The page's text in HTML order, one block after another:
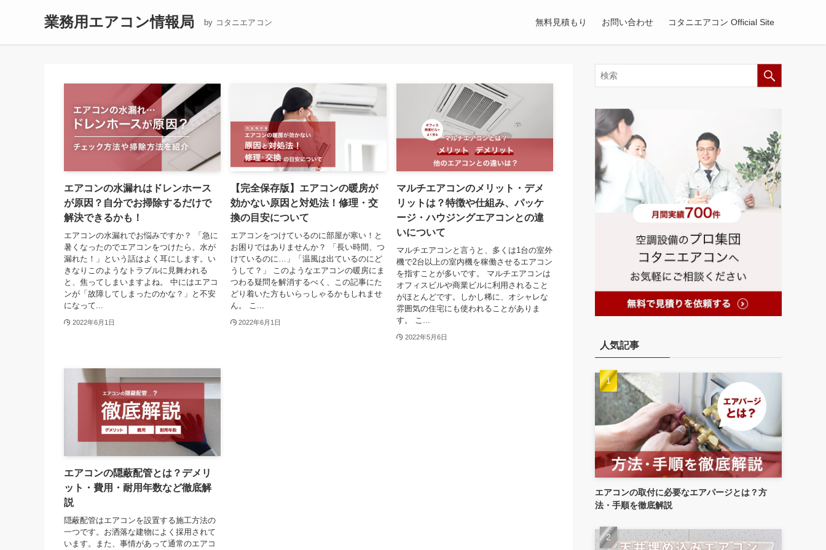
業務用エアコン情報局 by コタニエアコン 無料見積もり お問い合わせ コタニエアコン Official Site
エアコンの水漏れはドレンホース
が原因？自分でお掃除するだけで
解決できるかも！
エアコンの水漏れでお悩みですか？ 「急に
暑くなったのでエアコンをつけたら、水が
漏れた！」という話はよく耳にします。い
きなりこのようなトラブルに見舞われる
と、焦ってしまいますよね。 中にはエアコ
ンが「故障してしまったのかな？」と不安
になって...
2022年6月1日
【完全保存版】エアコンの暖房が
効かない原因と対処法！修理・交
換の目安について
エアコンをつけているのに部屋が寒い！と
お困りではありませんか？ 「長い時間、つ
けているのに…」「温風は出ているのにど
うして？」 このようなエアコンの暖房にま
つわる疑問を解消するべく、この記事にた
どり着いた方もいらっしゃるかもしれませ
ん。 こ...
2022年6月1日
マルチエアコンのメリット・デメ
リットは？特徴や仕組み、パッケ
ージ・ハウジングエアコンとの違
いについて
マルチエアコンと言うと、多くは1台の室外
機で2台以上の室内機を稼働させるエアコン
を指すことが多いです。 マルチエアコンは
オフィスビルや商業ビルに利用されること
がほとんどです。しかし稀に、オシャレな
雰囲気の住宅にも使われることがありま
す。 こ...
2022年5月6日
エアコンの隠蔽配管とは？デメリ
ット・費用・耐用年数など徹底解
説
隠蔽配管はエアコンを設置する施工方法の
一つです。お洒落な建物によく採用されて
います。また、事情があって通常のエアコ
人気記事
エアコンの取付に必要なエアパージとは？方
法・手順を徹底解説